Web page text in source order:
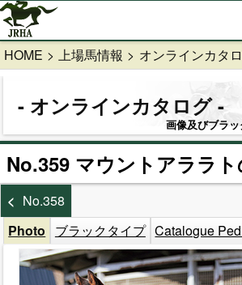
HOME 上場馬情報 オンラインカタ
オンラインカタログ
画像及びブラ
No.359 マウントアララト
No.358
Photo
ブラックタイプ Catalogue